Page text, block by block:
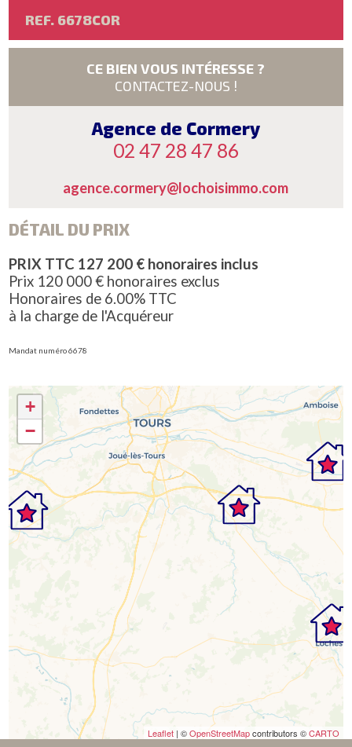
REF. 6678COR
CE BIEN VOUS INTÉRESSE ?
CONTACTEZ-NOUS !
Agence de Cormery
02 47 28 47 86
agence.cormery@lochoisimmo.com
DÉTAIL DU PRIX
PRIX TTC 127 200 € honoraires inclus
Prix 120 000 € honoraires exclus
Honoraires de 6.00% TTC
à la charge de l'Acquéreur
Mandat numéro 6678
+
−
Leaflet| ©OpenStreetMapcontributors ©CARTO